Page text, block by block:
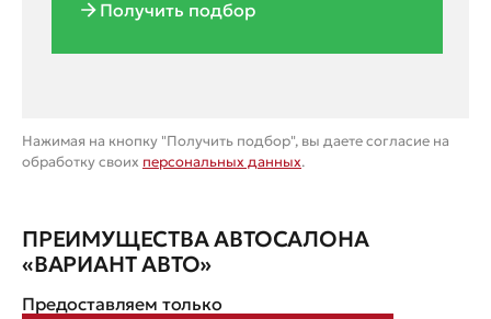
Получить подбор
Нажимая на кнопку "Получить подбор", вы даете согласие на
обработку своих персональных данных.
ПРЕИМУЩЕСТВА АВТОСАЛОНА
«ВАРИАНТ АВТО»
Предоставляем только